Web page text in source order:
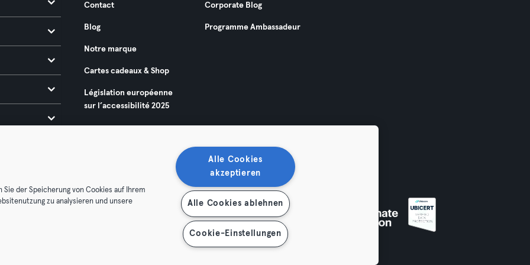
Contact
Blog
Notre marque
Cartes cadeaux & Shop
Législation européenne
sur l’accessibilité 2025
Corporate Blog
Programme Ambassadeur
Mentions légales
der Speicherung von Cookies auf Ihrem
zu analysieren und unsere
Alle Cookies
akzeptieren
Alle Cookies ablehnen
Cookie-Einstellungen